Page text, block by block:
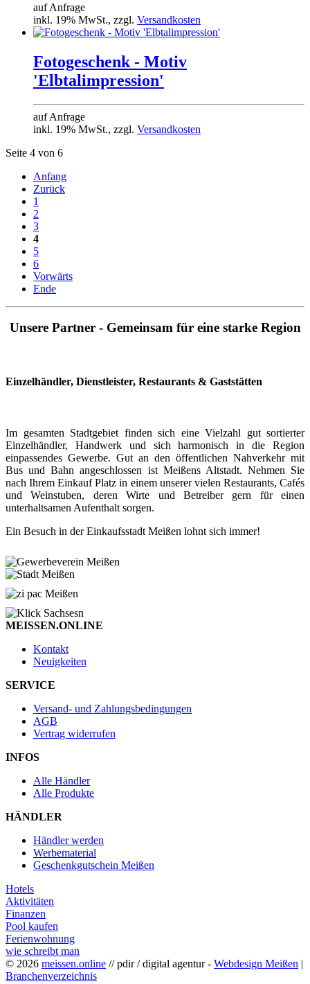
auf Anfrage
inkl. 19% MwSt., zzgl. Versandkosten
Fotogeschenk - Motiv
'Elbtalimpression'
auf Anfrage
inkl. 19% MwSt., zzgl. Versandkosten
Seite 4 von 6
Anfang
Zurück
1
2
3
4
5
6
Vorwärts
Ende
Unsere Partner - Gemeinsam für eine starke Region
Einzelhändler, Dienstleister, Restaurants & Gaststätten
Im gesamten Stadtgebiet finden sich eine Vielzahl gut sortierter
Einzelhändler, Handwerk und sich harmonisch in die Region
einpassendes Gewerbe. Gut an den öffentlichen Nahverkehr mit
Bus und Bahn angeschlossen ist Meißens Altstadt. Nehmen Sie
nach Ihrem Einkauf Platz in einem unserer vielen Restaurants, Cafés
und Weinstuben, deren Wirte und Betreiber gern für einen
unterhaltsamen Aufenthalt sorgen.
Ein Besuch in der Einkaufsstadt Meißen lohnt sich immer!
MEISSEN.ONLINE
Kontakt
Neuigkeiten
SERVICE
Versand- und Zahlungsbedingungen
AGB
Vertrag widerrufen
INFOS
Alle Händler
Alle Produkte
HÄNDLER
Händler werden
Werbematerial
Geschenkgutschein Meißen
Hotels
Aktivitäten
Finanzen
Pool kaufen
Ferienwohnung
wie schreibt man
© 2026 meissen.online // pdir / digital agentur - Webdesign Meißen |
Branchenverzeichnis